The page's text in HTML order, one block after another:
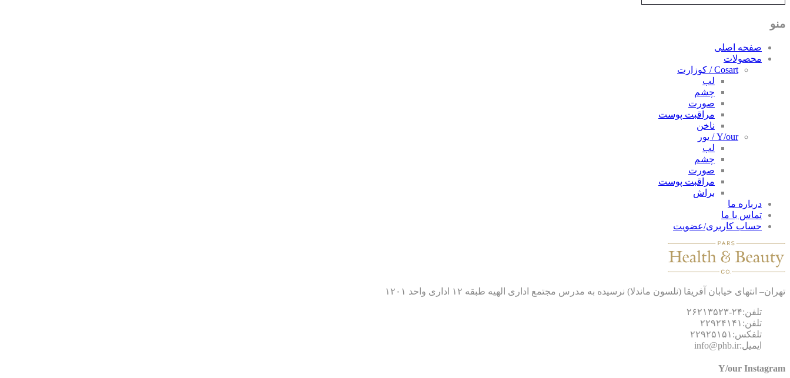
منو
صفحه اصلی
محصولات
Cosart / کوزارت
لب
چشم
صورت
مراقبت پوست
ناخن
Y/our / یور
لب
چشم
صورت
مراقبت پوست
براش
درباره ما
تماس با ما
حساب کاربری/عضویت
تهران– انتهای خیابان آفریقا (نلسون ماندلا) نرسیده به مدرس مجتمع اداری الهیه طبقه ۱۲ اداری واحد ۱۲۰۱
تلفن:۲۴-۲۶۲۱۳۵۲۳
تلفن:۲۲۹۲۴۱۴۱
تلفکس:۲۲۹۲۵۱۵۱
ایمیل:info@phb.ir
Y/our Instagram